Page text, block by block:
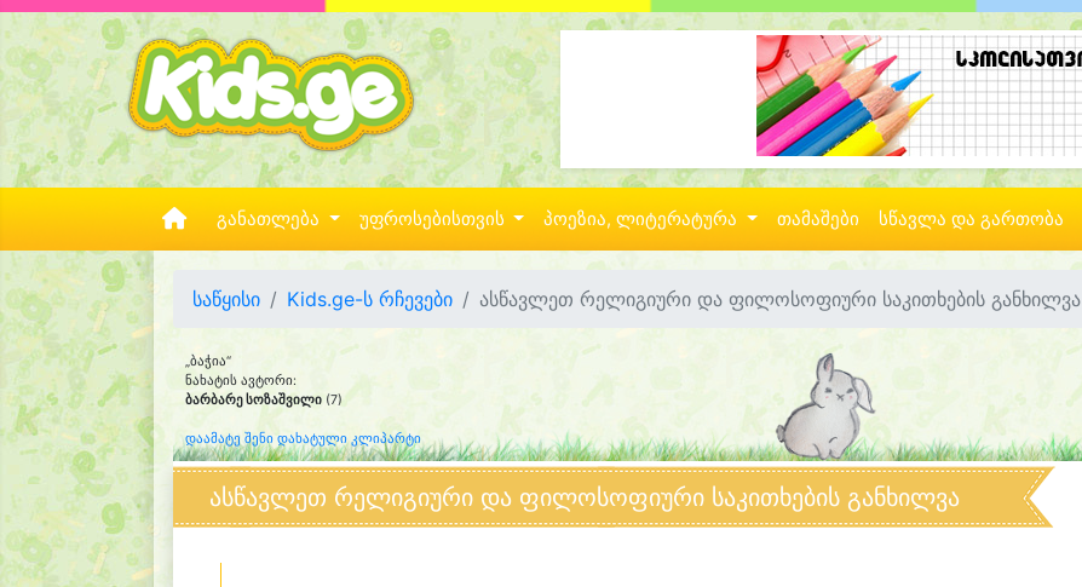
განათლება უფროსებისთვის პოეზია, ლიტერატურა თამაშები სწავლა და გართობა
საწყისი Kids.ge-ს რჩევები ასწავლეთ რელიგიური და ფილოსოფიური საკითხების განხილვა
„ბაჭია“
ნახატის ავტორი:
ბარბარე სოზაშვილი (7)
დაამატე შენი დახატული კლიპარტი
ასწავლეთ რელიგიური და ფილოსოფიური საკითხების განხილვა